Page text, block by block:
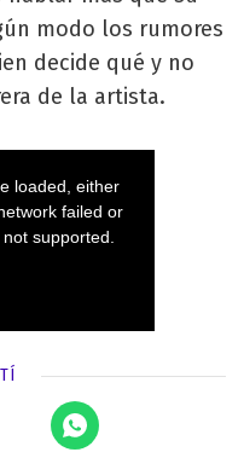
modo los rumores
decide qué y no
de la artista.